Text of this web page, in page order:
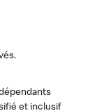
et inclusif